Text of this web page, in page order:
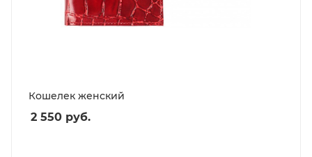
Кошелек женский
2 550 руб.